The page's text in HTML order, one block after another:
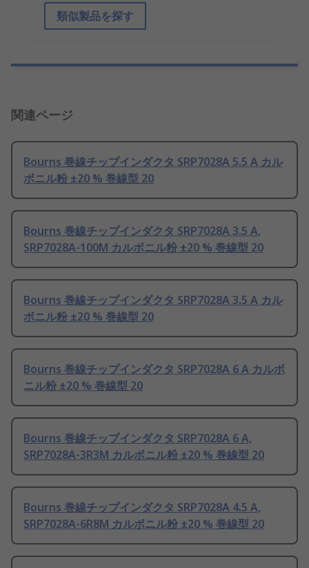
類似製品を探す
関連ページ
Bourns 巻線チップインダクタ SRP7028A 5.5 A カル
ボニル粉 ±20 % 巻線型 20
Bourns 巻線チップインダクタ SRP7028A 3.5 A,
SRP7028A-100M カルボニル粉 ±20 % 巻線型 20
Bourns 巻線チップインダクタ SRP7028A 3.5 A カル
ボニル粉 ±20 % 巻線型 20
Bourns 巻線チップインダクタ SRP7028A 6 A カルボ
ニル粉 ±20 % 巻線型 20
Bourns 巻線チップインダクタ SRP7028A 6 A,
SRP7028A-3R3M カルボニル粉 ±20 % 巻線型 20
Bourns 巻線チップインダクタ SRP7028A 4.5 A,
SRP7028A-6R8M カルボニル粉 ±20 % 巻線型 20